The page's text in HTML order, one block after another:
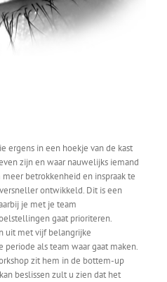
ergens in een hoekje van de kast
zijn en waar nauwelijks iemand
betrokkenheid en inspraak te
ontwikkeld. Dit is een
je met je team
gaat prioriteren.
uit met vijf belangrijke
als team waar gaat maken.
zit hem in de bottem-up
beslissen zult u zien dat het